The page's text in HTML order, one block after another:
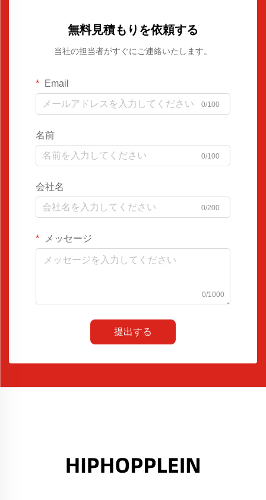
無料見積もりを依頼する
当社の担当者がすぐにご連絡いたします。
Email
0/100
名前
0/100
会社名
0/200
メッセージ
0/1000
提出する